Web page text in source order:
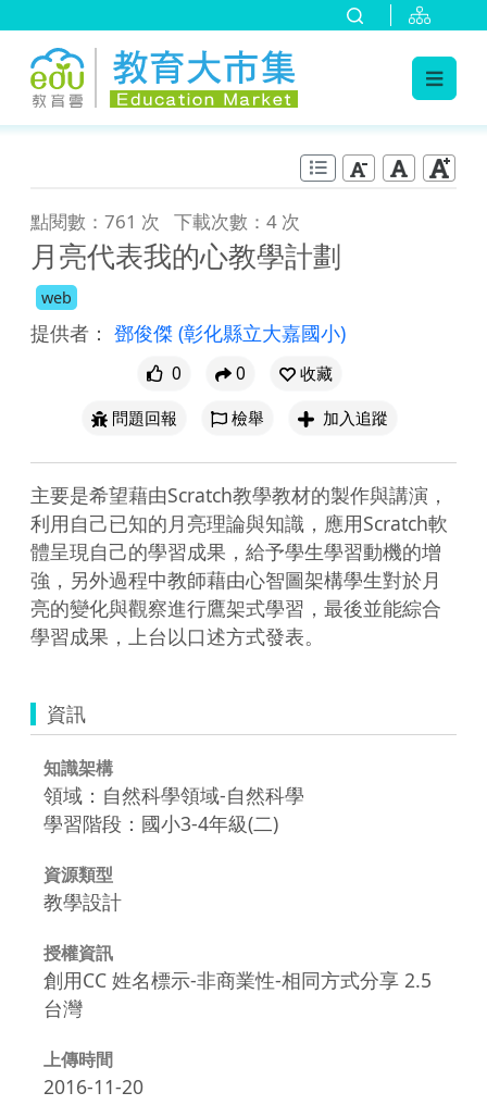
點閱數：761 次 下載次數：4 次
月亮代表我的心教學計劃
web
提供者： 鄧俊傑 (彰化縣立大嘉國小)
0 0
收藏
問題回報
檢舉 加入追蹤
主要是希望藉由Scratch教學教材的製作與講演，
利用自己已知的月亮理論與知識，應用Scratch軟
體呈現自己的學習成果，給予學生學習動機的增
強，另外過程中教師藉由心智圖架構學生對於月
亮的變化與觀察進行鷹架式學習，最後並能綜合
學習成果，上台以口述方式發表。
資訊
知識架構
領域：自然科學領域-自然科學
學習階段：國小3-4年級(二)
資源類型
教學設計
授權資訊
創用CC 姓名標示-非商業性-相同方式分享 2.5
台灣
上傳時間
2016-11-20